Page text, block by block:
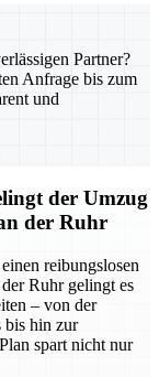
Partner?
Anfrage bis zum
und
der Umzug
der Ruhr
reibungslosen
Ruhr gelingt es
– von der
bis hin zur
spart nicht nur